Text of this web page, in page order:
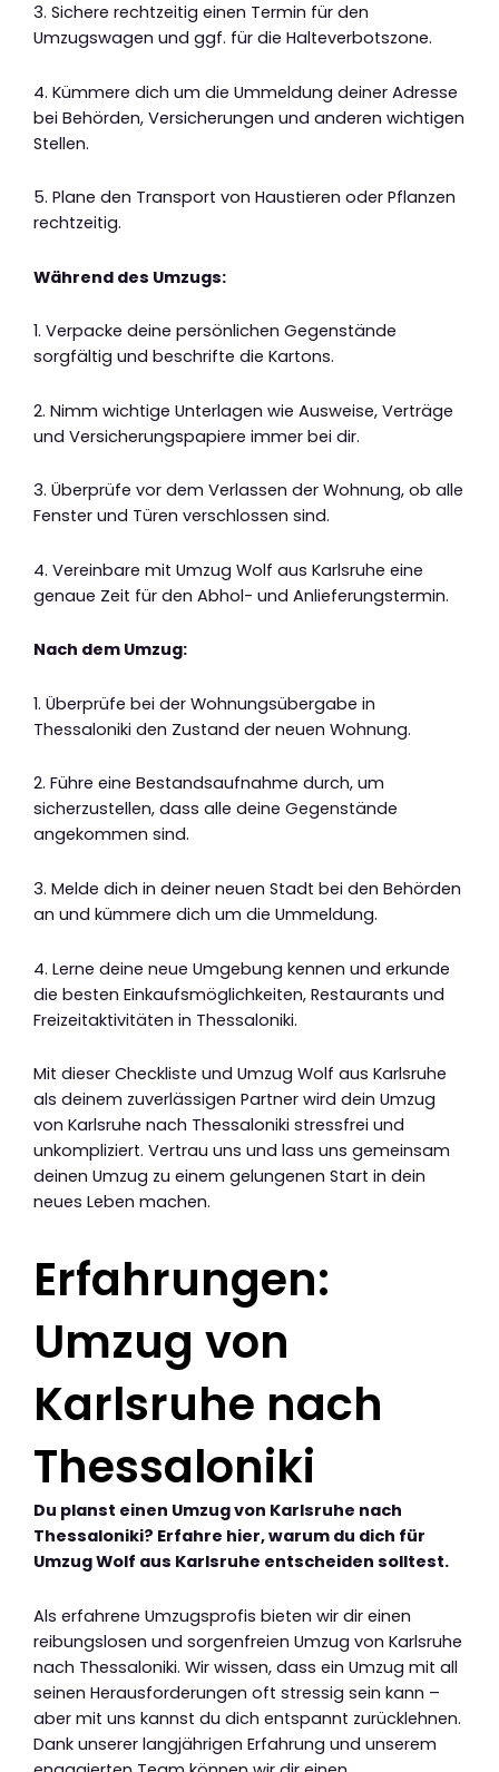
3. Sichere rechtzeitig einen Termin für den
Umzugswagen und ggf. für die Halteverbotszone.
4. Kümmere dich um die Ummeldung deiner Adresse
bei Behörden, Versicherungen und anderen wichtigen
Stellen.
5. Plane den Transport von Haustieren oder Pflanzen
rechtzeitig.
Während des Umzugs:
1. Verpacke deine persönlichen Gegenstände
sorgfältig und beschrifte die Kartons.
2. Nimm wichtige Unterlagen wie Ausweise, Verträge
und Versicherungspapiere immer bei dir.
3. Überprüfe vor dem Verlassen der Wohnung, ob alle
Fenster und Türen verschlossen sind.
4. Vereinbare mit Umzug Wolf aus Karlsruhe eine
genaue Zeit für den Abhol- und Anlieferungstermin.
Nach dem Umzug:
1. Überprüfe bei der Wohnungsübergabe in
Thessaloniki den Zustand der neuen Wohnung.
2. Führe eine Bestandsaufnahme durch, um
sicherzustellen, dass alle deine Gegenstände
angekommen sind.
3. Melde dich in deiner neuen Stadt bei den Behörden
an und kümmere dich um die Ummeldung.
4. Lerne deine neue Umgebung kennen und erkunde
die besten Einkaufsmöglichkeiten, Restaurants und
Freizeitaktivitäten in Thessaloniki.
Mit dieser Checkliste und Umzug Wolf aus Karlsruhe
als deinem zuverlässigen Partner wird dein Umzug
von Karlsruhe nach Thessaloniki stressfrei und
unkompliziert. Vertrau uns und lass uns gemeinsam
deinen Umzug zu einem gelungenen Start in dein
neues Leben machen.
Erfahrungen:
Umzug von
Karlsruhe nach
Thessaloniki
Du planst einen Umzug von Karlsruhe nach
Thessaloniki? Erfahre hier, warum du dich für
Umzug Wolf aus Karlsruhe entscheiden solltest.
Als erfahrene Umzugsprofis bieten wir dir einen
reibungslosen und sorgenfreien Umzug von Karlsruhe
nach Thessaloniki. Wir wissen, dass ein Umzug mit all
seinen Herausforderungen oft stressig sein kann –
aber mit uns kannst du dich entspannt zurücklehnen.
Dank unserer langjährigen Erfahrung und unserem